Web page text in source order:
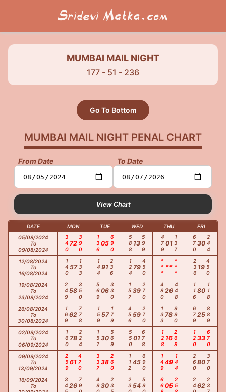
Sridevi Matka.com
MUMBAI MAIL NIGHT
177 - 51 - 236
Go To Bottom
MUMBAI MAIL NIGHT PENAL CHART
From Date To Date
View Chart
DATE MON TUE WED THU
FRI
05/08/2024
To
09/08/2024
340 72390 136 05 690 588 13 599 479 01137 670 30244
12/08/2024
To
16/08/2024
140 57133 144 91 236 124 79450 *** ***** 236 19450
19/08/2024
To
23/08/2024
249 58 350 56906 330 157 39 270 480 26448 116 80118
26/08/2024
To
30/08/2024
16962 778 159 57179 456 59 270 133 78 990 679 25889
02/09/2024
To
06/09/2024
160 78224 157 30 569 550 01 678 128 16268 120 33670
09/09/2024
To
13/09/2024
259 61 470 337 38 260 112 45 690 149 49144 26080370
16/09/2024
To
345 26 790 49030 235 230 54 590 66805258 240 62237